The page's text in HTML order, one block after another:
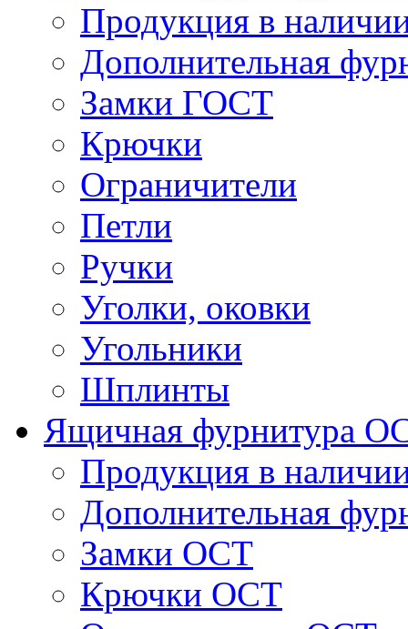
Продукция в
Дополнительная
Замки ГОСТ
Крючки
Ограничители
Петли
Ручки
Уголки, оковки
Угольники
Шплинты
Ящичная фурнитура
Продукция в
Дополнительная
Замки ОСТ
Крючки ОСТ